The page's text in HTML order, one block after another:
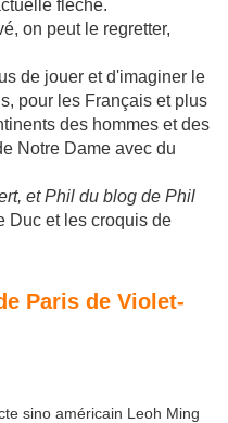
flèche.
on peut le regretter,
de jouer et d'imaginer le
pour les Français et plus
des hommes et des
Notre Dame avec du
et Phil du blog de Phil
Duc et les croquis de
Paris de Violet-
sino américain Leoh Ming